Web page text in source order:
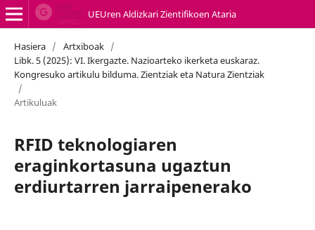
UEUren Aldizkari Zientifikoen Ataria
Hasiera / Artxiboak /
Libk. 5 (2025): VI. Ikergazte. Nazioarteko ikerketa euskaraz.
Kongresuko artikulu bilduma. Zientziak eta Natura Zientziak
/
Artikuluak
RFID teknologiaren
eraginkortasuna ugaztun
erdiurtarren jarraipenerako